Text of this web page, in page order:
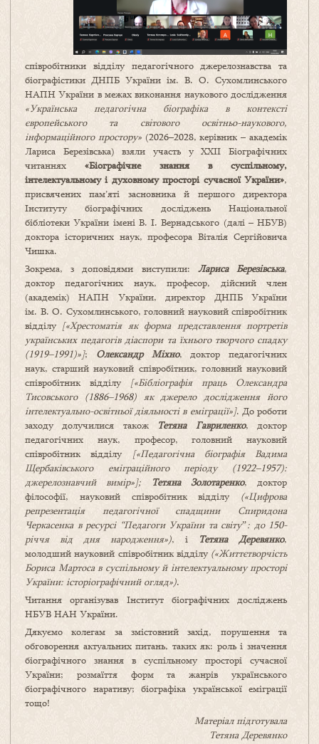
співробітники відділу педагогічного джерелознавства та
біографістики ДНПБ України ім. В. О. Сухомлинського
НАПН України в межах виконання наукового дослідження
«Українська педагогічна біографіка в контексті
європейського та світового освітньо-наукового,
інформаційного простору»(2026–2028, керівник – академік
Лариса Березівська) взяли участь у ХХІІ Біографічних
читаннях «Біографічне знання в суспільному,
інтелектуальному і духовному просторі сучасної України»,
присвячених пам’яті засновника й першого директора
Інституту біографічних досліджень Національної
бібліотеки України імені В. І. Вернадського (далі – НБУВ)
доктора історичних наук, професора Віталія Сергійовича
Чишка.
Зокрема, з доповідями виступили: Лариса Березівська,
доктор педагогічних наук, професор, дійсний член
(академік) НАПН України, директор ДНПБ України
ім. В. О. Сухомлинського, головний науковий співробітник
відділу [«Хрестоматія як форма представлення портретів
українських педагогів діаспори та їхнього творчого спадку
(1919–1991)»]; Олександр Міхно, доктор педагогічних
наук, старший науковий співробітник, головний науковий
співробітник відділу [«Бібліографія праць Олександра
Тисовського (1886–1968) як джерело дослідження його
інтелектуально-освітньої діяльності в еміграції»]. До роботи
заходу долучилися також Тетяна Гавриленко, доктор
педагогічних наук, професор, головний науковий
співробітник відділу [«Педагогічна біографія Вадима
Щербаківського еміграційного періоду (1922–1957):
джерелознавчий вимір»];
Тетяна Золотаренко, доктор
філософії, науковий співробітник відділу («Цифрова
репрезентація педагогічної спадщини Спиридона
Черкасенка в ресурсі “Педагоги України та світуˮ: до 150-
річчя від дня народження»), і Тетяна Деревянко,
молодший науковий співробітник відділу («Життєтворчість
Бориса Мартоса в суспільному й інтелектуальному просторі
України: історіографічний огляд»).
Читання організував Інститут біографічних досліджень
НБУВ НАН України.
Дякуємо колегам за змістовний захід, порушення та
обговорення актуальних питань, таких як: роль і значення
біографічного знання в суспільному просторі сучасної
України; розмаїття форм та жанрів українського
біографічного наративу; біографіка української еміграції
тощо!
Матеріал підготувала
Тетяна Деревянко